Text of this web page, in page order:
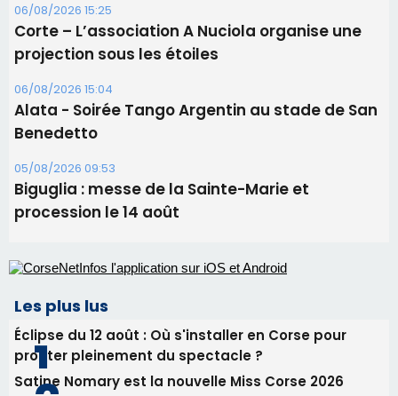
06/08/2026 15:25
Corte – L’association A Nuciola organise une
projection sous les étoiles
06/08/2026 15:04
Alata - Soirée Tango Argentin au stade de San
Benedetto
05/08/2026 09:53
Biguglia : messe de la Sainte-Marie et
procession le 14 août
Les plus lus
Éclipse du 12 août : Où s'installer en Corse pour
profiter pleinement du spectacle ?
Satine Nomary est la nouvelle Miss Corse 2026